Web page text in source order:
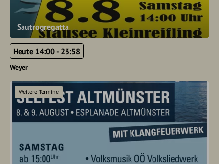
Sautrogregatta
Heute 14:00 - 23:58
Weyer
Weitere Termine